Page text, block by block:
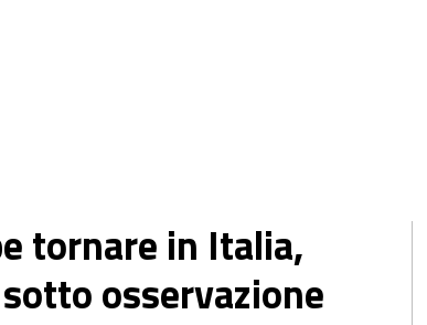
tornare in Italia,
osservazione